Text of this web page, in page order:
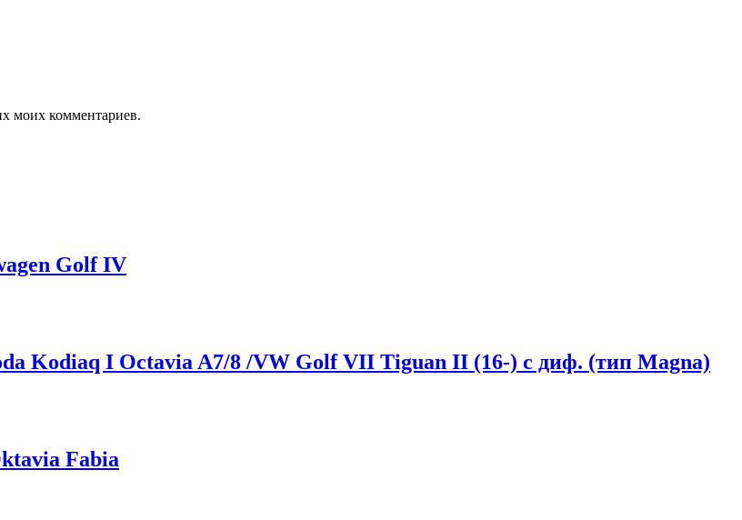
моих комментариев.
Golf IV
Kodiaq I Octavia A7/8 /VW Golf VII Tiguan II (16-) с диф. (тип Magna)
Fabia